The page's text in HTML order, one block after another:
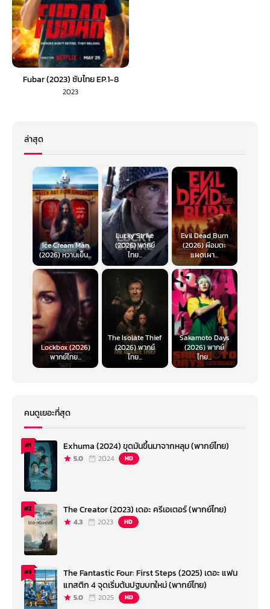
Fubar (2023) ซับไทย EP.1-8
2023
ล่าสุด
Ice Cream Man
(2026) หวานเย็น...
Lucky Strike
(2026) พากย์
ไทย...
Evil Dead Burn
(2026) ผีอมตะ
แผดเผา...
Lockbox (2026)
พากย์ไทย...
The Isolate Thief
(2026) พากย์
ไทย...
Sakamoto Days
(2026) พากย์
ไทย...
คนดูเยอะที่สุด
#1 Exhuma (2024) ขุดมันขึ้นมาจากหลุม (พากย์ไทย)
5.0 2024 HD
#2 The Creator (2023) เดอะ ครีเอเตอร์ (พากย์ไทย)
4.3 2023 HD
#3
The Fantastic Four: First Steps (2025) เดอะ แฟน
แทสติก 4 จุดเริ่มต้นปฐมบทใหม่ (พากย์ไทย)
5.0 2025 HD